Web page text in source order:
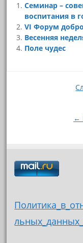
Семинар –
воспитания в
VI Форум
Весенняя
Поле чудес
←